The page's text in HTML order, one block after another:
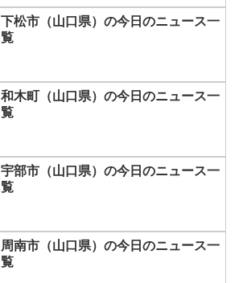
下松市（山口県）の今日のニュース一
覧
和木町（山口県）の今日のニュース一
覧
宇部市（山口県）の今日のニュース一
覧
周南市（山口県）の今日のニュース一
覧